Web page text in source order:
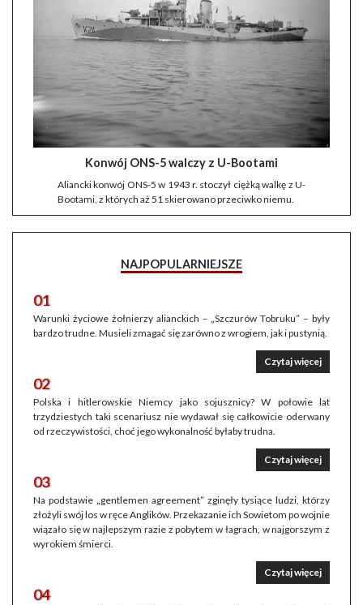
Konwój ONS-5 walczy z U-Bootami
Aliancki konwój ONS-5 w 1943 r. stoczył ciężką walkę z U-
Bootami, z których aż 51 skierowano przeciwko niemu.
NAJPOPULARNIEJSZE
01
Warunki życiowe żołnierzy alianckich – „Szczurów Tobruku” – były
bardzo trudne. Musieli zmagać się zarówno z wrogiem, jak i pustynią.
Czytaj więcej
02
Polska i hitlerowskie Niemcy jako sojusznicy? W połowie lat
trzydziestych taki scenariusz nie wydawał się całkowicie oderwany
od rzeczywistości, choć jego wykonalność byłaby trudna.
Czytaj więcej
03
Na podstawie „gentlemen agreement” zginęły tysiące ludzi, którzy
złożyli swój los w ręce Anglików. Przekazanie ich Sowietom po wojnie
wiązało się w najlepszym razie z pobytem w łagrach, w najgorszym z
wyrokiem śmierci.
Czytaj więcej
04